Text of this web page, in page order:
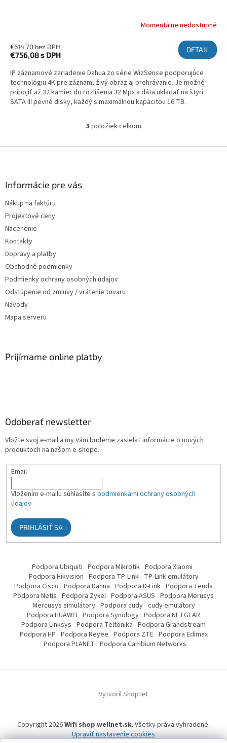
Momentálne nedostupné
€614,70 bez DPH
€756,08s DPH
DETAIL
IP záznamové zariadenie Dahua zo série WizSense podporujúce
technológiu 4K pre záznam, živý obraz aj prehrávanie. Je možné
pripojiť až 32 kamier do rozlíšenia 32 Mpx a dáta ukladať na štyri
SATA III pevné disky, každý s maximálnou kapacitou 16 TB.
Ovládacie prvky výpisu
3 položiek celkom
Informácie pre vás
Nákup na faktúru
Projektové ceny
Nacenenie
Kontakty
Dopravy a platby
Obchodné podmienky
Podmienky ochrany osobných údajov
Odstúpenie od zmluvy / vrátenie tovaru
Návody
Mapa serveru
Prijímame online platby
Odoberať newsletter
Vložte svoj e-mail a my Vám budeme zasielať informácie o nových
produktoch na našom e-shope.
Email
Vložením e-mailu súhlasíte s podmienkami ochrany osobných
údajov
PRIHLÁSIŤ SA
Podpora Ubiquiti Podpora Mikrotik Podpora Xiaomi
Podpora Hikvision Podpora TP-Link TP-Link emulátory
Podpora Cisco Podpora Dahua Podpora D-Link Podpora Tenda
Podpora Netis Podpora Zyxel Podpora ASUS Podpora Merusys
Mercusys simulátory Podpora cudy cudy emulátory
Podpora HUAWEI Podpora Synology Podpora NETGEAR
Podpora Linksys Podpora Teltonika Podpora Grandstream
Podpora HP Podpora Reyee Podpora ZTE Podpora Edimax
Podpora PLANET Podpora Cambium Networks
Vytvoril Shoptet
Copyright 2026Wifi shop wellnet.sk. Všetky práva vyhradené.
Upraviť nastavenie cookies